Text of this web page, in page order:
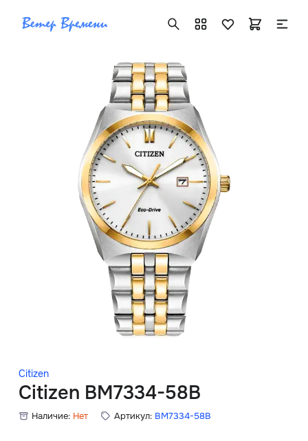
Citizen
Citizen BM7334-58B
Наличие: Нет Артикул: BM7334-58B
+7 ( 705 ) 181-42-50
info@vetervremeni.kz
Авторизация
Каталог
Мужские часы
Женские часы
Скидки
Главная